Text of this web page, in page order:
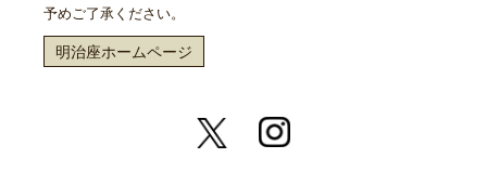
予めご了承ください。
明治座ホームページ